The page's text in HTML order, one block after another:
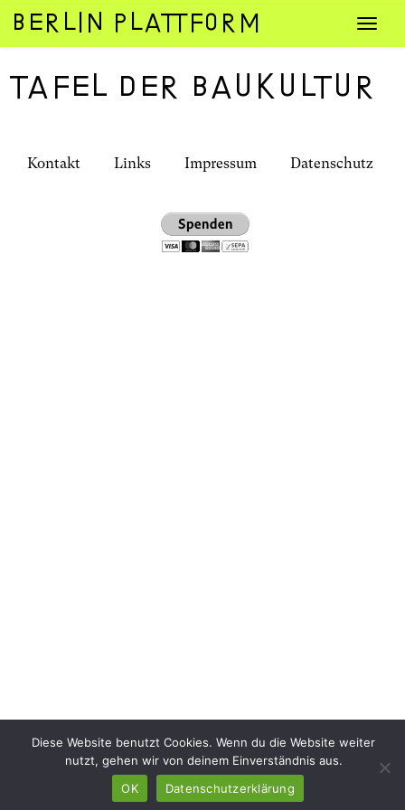
Zum
Inhalt
springen
Tafel der Baukultur
Kontakt Links Impressum Datenschutz
Diese Website benutzt Cookies. Wenn du die Website weiter
nutzt, gehen wir von deinem Einverständnis aus.
OK
Datenschutzerklärung